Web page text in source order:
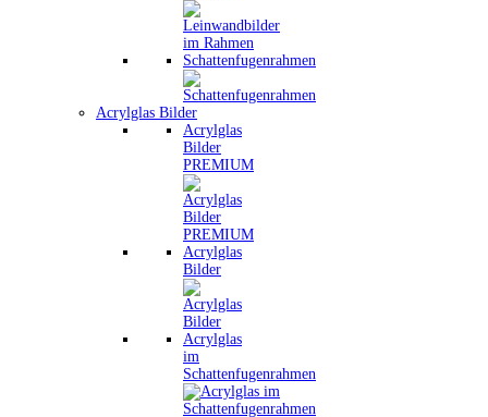
Schattenfugenrahmen
Acrylglas Bilder
Acrylglas
Bilder
PREMIUM
Acrylglas
Bilder
Acrylglas
im
Schattenfugenrahmen